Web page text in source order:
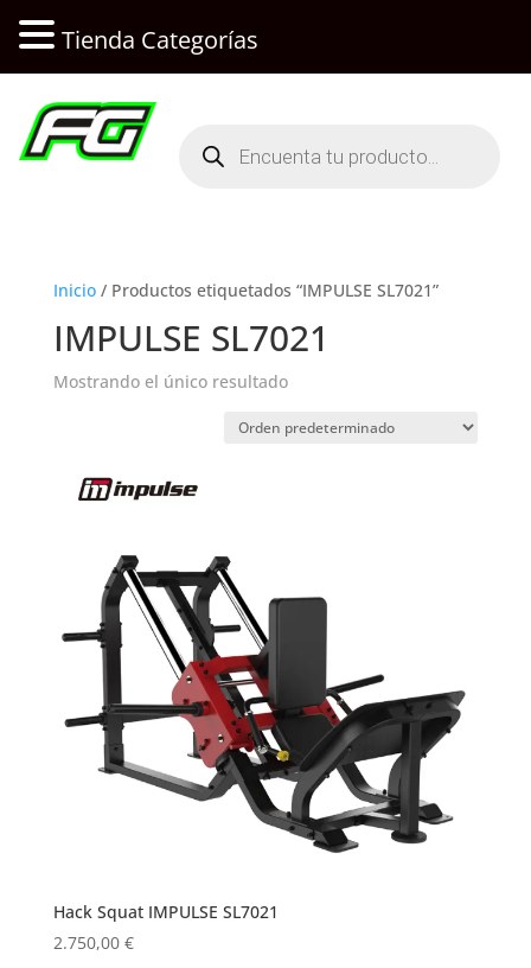
productos
Inicio/ Productos etiquetados “IMPULSE SL7021”
IMPULSE SL7021
Mostrando el único resultado
Hack Squat IMPULSE SL7021
2.750,00 €
Tienda Categorías